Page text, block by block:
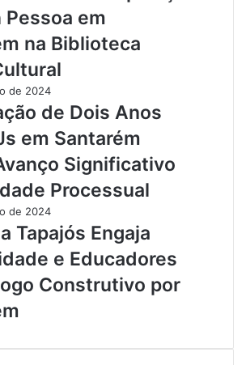
Pessoa em
na Biblioteca
de 2024
de Dois Anos
em Santarém
Significativo
Processual
de 2024
Tapajós Engaja
e Educadores
Construtivo por